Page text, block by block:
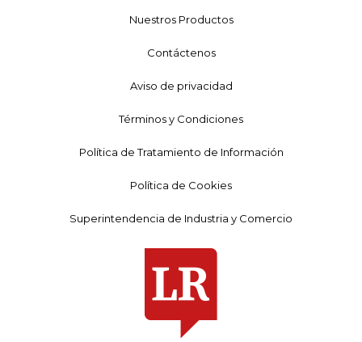
Nuestros Productos
Contáctenos
Aviso de privacidad
Términos y Condiciones
Política de Tratamiento de Información
Política de Cookies
Superintendencia de Industria y Comercio